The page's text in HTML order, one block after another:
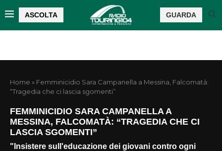
ASCOLTA GUARDA
Home » Femminicidio Sara Campanella a Messina, Falcomatà:
“Tragedia che ci lascia sgomenti”
FEMMINICIDIO SARA CAMPANELLA A
MESSINA, FALCOMATÀ: “TRAGEDIA CHE CI
LASCIA SGOMENTI”
"Insistere sull'educazione dei giovani contro ogni